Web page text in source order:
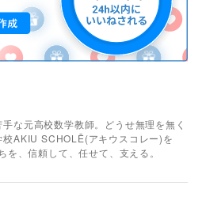
な元高校数学教師。どうせ無理を無く
AKIU SCHOLĒ(アキウスコレー)を
、信頼して、任せて、支える。